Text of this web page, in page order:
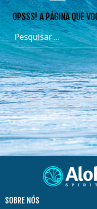
OPSSS! A PÁGINA QUE
SOBRE NÓS